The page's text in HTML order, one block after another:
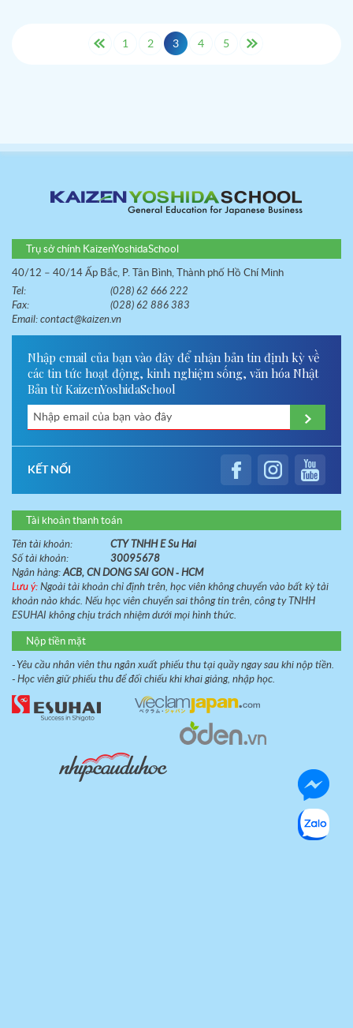
1 2 3 4 5
Trụ sở chính KaizenYoshidaSchool
40/12 – 40/14 Ấp Bắc, P. Tân Bình, Thành phố Hồ Chí Minh
Tel:
(028) 62 666 222
Fax:
(028) 62 886 383
Email: contact@kaizen.vn
Nhập email của bạn vào đây để nhận bản tin định kỳ về
các tin tức hoạt động, kinh nghiệm sống, văn hóa Nhật
Bản từ KaizenYoshidaSchool
KẾT NỐI
Tài khoản thanh toán
Tên tài khoản:
CTY TNHH E Su Hai
Số tài khoản:
30095678
Ngân hàng: ACB, CN DONG SAI GON - HCM
Lưu ý: Ngoài tài khoản chỉ định trên, học viên không chuyển vào bất kỳ tài
khoản nào khác. Nếu học viên chuyển sai thông tin trên, công ty TNHH
ESUHAI không chịu trách nhiệm dưới mọi hình thức.
Nộp tiền mặt
- Yêu cầu nhân viên thu ngân xuất phiếu thu tại quầy ngay sau khi nộp tiền.
- Học viên giữ phiếu thu để đối chiếu khi khai giảng, nhập học.